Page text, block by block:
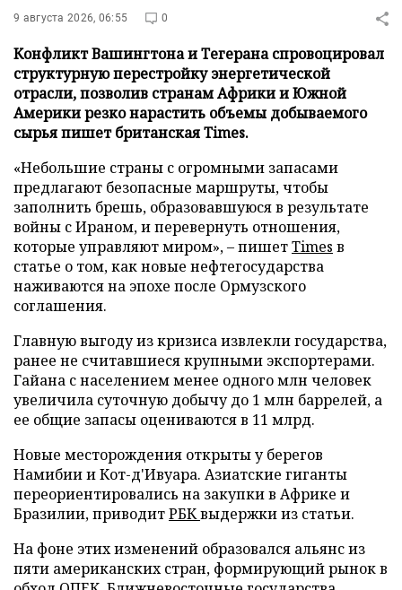
9 августа 2026, 06:55 0
Конфликт Вашингтона и Тегерана спровоцировал
структурную перестройку энергетической
отрасли, позволив странам Африки и Южной
Америки резко нарастить объемы добываемого
сырья пишет британская Times.
«Небольшие страны с огромными запасами
предлагают безопасные маршруты, чтобы
заполнить брешь, образовавшуюся в результате
войны с Ираном, и перевернуть отношения,
которые управляют миром», – пишетTimes в
статье о том, как новые нефтегосударства
наживаются на эпохе после Ормузского
соглашения.
Главную выгоду из кризиса извлекли государства,
ранее не считавшиеся крупными экспортерами.
Гайана с населением менее одного млн человек
увеличила суточную добычу до 1 млн баррелей, а
ее общие запасы оцениваются в 11 млрд.
Новые месторождения открыты у берегов
Намибии и Кот-д'Ивуара. Азиатские гиганты
переориентировались на закупки в Африке и
Бразилии, приводитРБКвыдержки из статьи.
На фоне этих изменений образовался альянс из
пяти американских стран, формирующий рынок в